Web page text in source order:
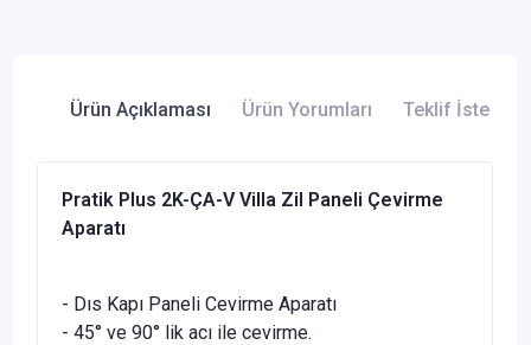
Ürün Açıklaması Ürün Yorumları Teklif İste
Pratik Plus 2K-ÇA-V Villa Zil Paneli Çevirme
Aparatı
- Dıs Kapı Paneli Cevirme Aparatı
- 45° ve 90° lik acı ile cevirme.